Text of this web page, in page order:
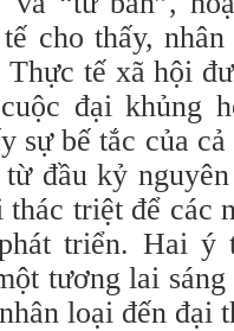
cho thấy,
tế xã hội
đại khủng
sự bế tắc của
đầu kỷ
triệt để các
triển. Hai ý
tương lai
loại đến đại